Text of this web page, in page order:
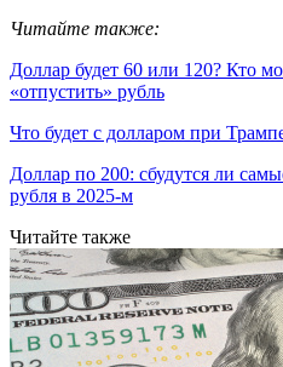
Читайте также:
Доллар будет 60 или 120? Кто
«отпустить» рубль
Что будет с долларом при
Доллар по 200: сбудутся ли
рубля в 2025-м
Читайте также